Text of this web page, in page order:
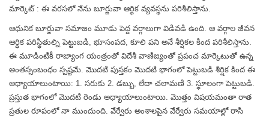
మార్కెట్ : ఈ వరసలో నేను బూర్జువా ఆర్ధిక వ్యవస్థను పరిశీలిస్తాను.
ఆధునిక బూర్జువా సమాజం మూడు పెద్ద వర్గాలుగా విడివడి ఉంది. ఆ వర్గాల జీవన
ఆర్ధిక పరిస్థితుల్ని పెట్టుబడి, భూసంపద, కూలి పని అనే శీర్షికల కింద పరిశీలిస్తాను.
ఈ మూడింటికీ రాజ్యాంగ యంత్రంతో విదేశీ వాణిజ్యంతో ప్రపంచ మార్కెటుతో ఉన్న
అంతస్సంబంధం స్పష్టమే. మొదటి పుస్తకం మొదటి భాగంలో పెట్టుబడి శీర్షిక కింద ఈ
అధ్యాయాలుంటాయి: 1. సరుకు 2. డబ్బు, లేదా చలామణి 3. స్థూలంగా పెట్టుబడి.
ప్రస్తుత భాగంలో మొదటి రెండు అధ్యాయాలుంటాయి. మొత్తం విషయమంతా రాత
ప్రతుల రూపంలో నా ముందుంది. వేర్వేరు అంశాలపైన వేర్వేరు సమయాల్లో రాసి